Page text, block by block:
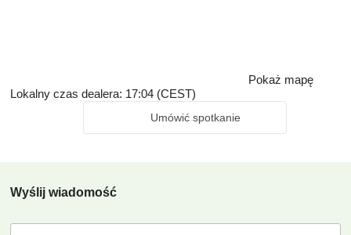
Pokaż mapę
Lokalny czas dealera: 17:04 (CEST)
Umówić spotkanie
Wyślij wiadomość